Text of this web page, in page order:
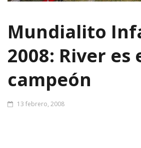
Mundialito
2008: River es
campeón
13 febrero, 2008